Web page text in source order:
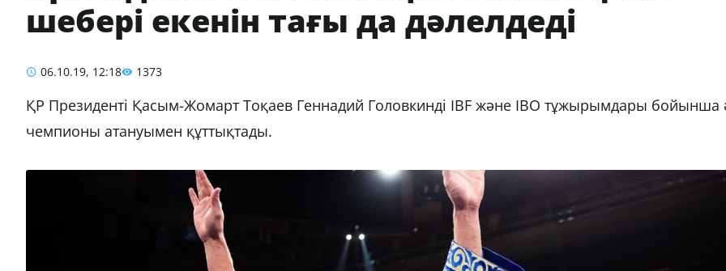
шебері екенін тағы да дәлелдеді
06.10.19, 12:18 1373
ҚР Президенті Қасым-Жомарт Тоқаев Геннадий Головкинді IBF және IBO тұжырымдары бойынша
чемпионы атануымен құттықтады.